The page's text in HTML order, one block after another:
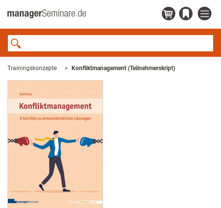
Trainingskonzepte Konfliktmanagement (Teilnehmerskript)